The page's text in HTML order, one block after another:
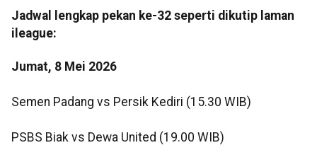
Jadwal lengkap pekan ke-32 seperti dikutip laman
ileague:
Jumat, 8 Mei 2026
Semen Padang vs Persik Kediri (15.30 WIB)
PSBS Biak vs Dewa United (19.00 WIB)